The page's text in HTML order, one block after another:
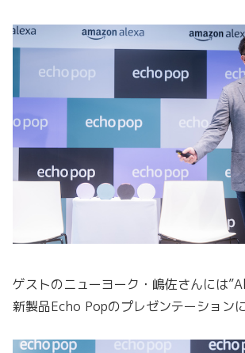
ゲストのニューヨーク・嶋佐さんには
新製品Echo Popのプレゼンテーションに